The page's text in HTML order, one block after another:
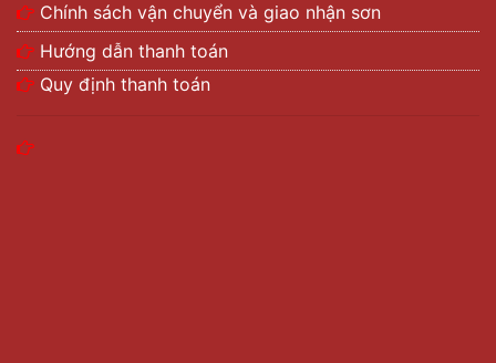
Chính sách vận chuyển và giao nhận sơn
Hướng dẫn thanh toán
Quy định thanh toán